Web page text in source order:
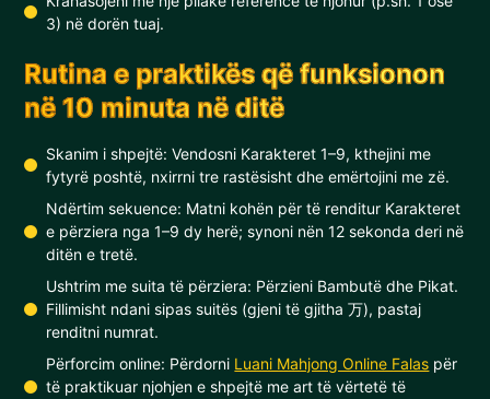
3) në dorën tuaj.
Rutina e praktikës që funksionon
në 10 minuta në ditë
Skanim i shpejtë: Vendosni Karakteret 1–9, kthejini me
fytyrë poshtë, nxirrni tre rastësisht dhe emërtojini me zë.
Ndërtim sekuence: Matni kohën për të renditur Karakteret
e përziera nga 1–9 dy herë; synoni nën 12 sekonda deri në
ditën e tretë.
Ushtrim me suita të përziera: Përzieni Bambutë dhe Pikat.
Fillimisht ndani sipas suitës (gjeni të gjitha 万), pastaj
renditni numrat.
Përforcim online: Përdorni Luani Mahjong Online Falas për
të praktikuar njohjen e shpejtë me art të vërtetë të